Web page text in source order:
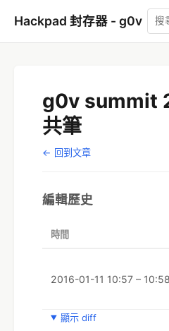
Hackpad 封存器 - g0v
g0v summit
共筆
← 回到文章
編輯歷史
時間
2016-01-11 10:57 – 10:58
顯示 diff